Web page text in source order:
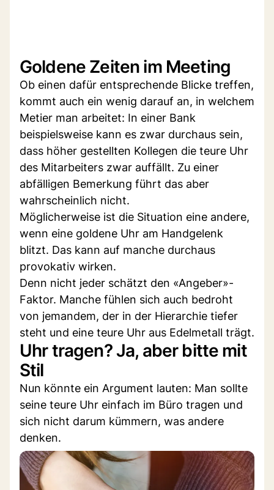
Goldene Zeiten im Meeting
Ob einen dafür entsprechende Blicke treffen,
kommt auch ein wenig darauf an, in welchem
Metier man arbeitet: In einer Bank
beispielsweise kann es zwar durchaus sein,
dass höher gestellten Kollegen die teure Uhr
des Mitarbeiters zwar auffällt. Zu einer
abfälligen Bemerkung führt das aber
wahrscheinlich nicht.
Möglicherweise ist die Situation eine andere,
wenn eine goldene Uhr am Handgelenk
blitzt. Das kann auf manche durchaus
provokativ wirken.
Denn nicht jeder schätzt den «Angeber»-
Faktor. Manche fühlen sich auch bedroht
von jemandem, der in der Hierarchie tiefer
steht und eine teure Uhr aus Edelmetall trägt.
Uhr tragen? Ja, aber bitte mit
Stil
Nun könnte ein Argument lauten: Man sollte
seine teure Uhr einfach im Büro tragen und
sich nicht darum kümmern, was andere
denken.